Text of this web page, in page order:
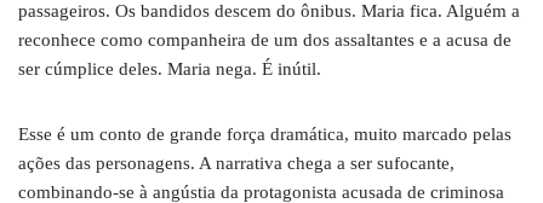
passageiros. Os bandidos descem do ônibus. Maria fica. Alguém a
reconhece como companheira de um dos assaltantes e a acusa de
ser cúmplice deles. Maria nega. É inútil.
Esse é um conto de grande força dramática, muito marcado pelas
ações das personagens. A narrativa chega a ser sufocante,
combinando-se à angústia da protagonista acusada de criminosa